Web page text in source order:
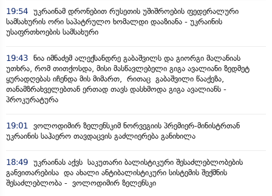
19:54 უკრაინამ დრონებით რუსეთის უშიშროების ფედერალური
სამსახურის ორი საპატრულო ხომალდი დააზიანა - უკრაინის
უსაფრთხოების სამსახური
19:43 ნია იმნაძემ ალექსანდრე გაბაშვილს და გიორგი მალანიას
უთხრა, რომ თითქოსდა, მისი მასწავლებელი გიგა ავალიანი ზედმეტ
ყურადღებას იჩენდა მის მიმართ, რითაც გაბაშვილი წააქეზა,
თანამზრახველებთან ერთად თავს დასხმოდა გიგა ავალიანს -
პროკურატურა
19:01
ვოლოდიმირ ზელენსკიმ ნორვეგიის პრემიერ-მინისტრთან
უკრაინის საჰაერო თავდაცვის გაძლიერება განიხილა
18:49 უკრაინას აქვს საკუთარი ბალისტიკური შესაძლებლობების
განვითარებისა და ახალი ანტიბალისტიკური სისტემის შექმნის
შესაძლებლობა - ვოლოდიმირ ზელენსკი